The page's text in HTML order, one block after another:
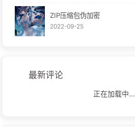
ZIP压缩包伪加密
2022-09-25
最新评论
正在加载中...